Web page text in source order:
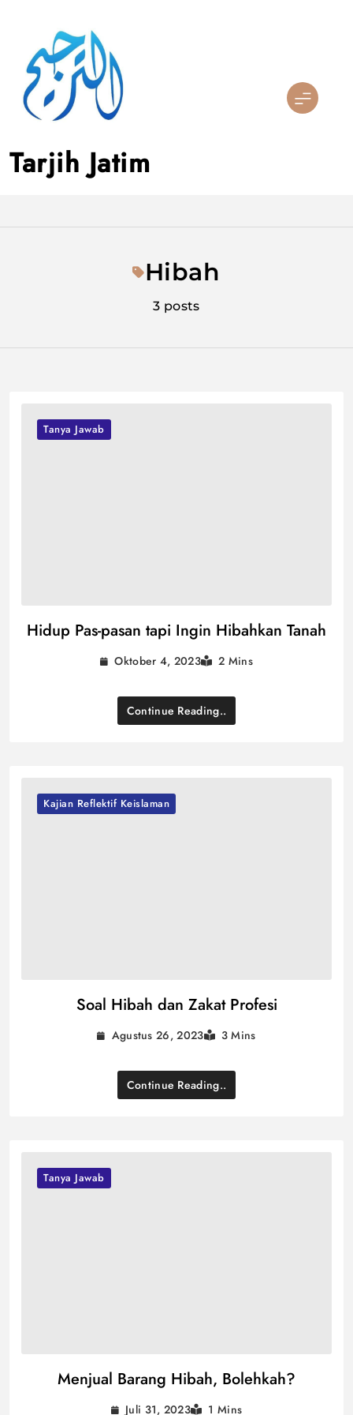
content
Tarjih Jatim
Hibah
3 posts
Tanya Jawab
Hidup Pas-pasan tapi Ingin Hibahkan Tanah
Oktober 4, 2023 2 Mins
Continue Reading..
Kajian Reflektif Keislaman
Soal Hibah dan Zakat Profesi
Agustus 26, 2023 3 Mins
Continue Reading..
Tanya Jawab
Menjual Barang Hibah, Bolehkah?
Juli 31, 2023 1 Mins